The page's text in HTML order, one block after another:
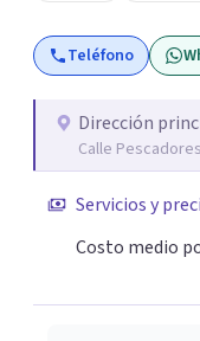
Teléfono
Dirección
Calle
Servicios y
Costo medio